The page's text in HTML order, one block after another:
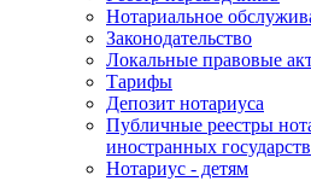
Нотариальное
Законодательство
Локальные правовые
Тарифы
Депозит нотариуса
Публичные реестры
иностранных государств
Нотариус - детям